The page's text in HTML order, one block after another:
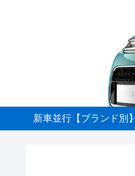
新車並行【ブランド別】